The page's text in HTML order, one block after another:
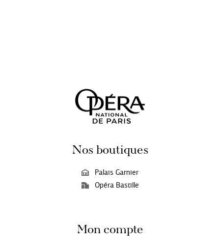
Nos boutiques
Palais Garnier
Opéra Bastille
Mon compte